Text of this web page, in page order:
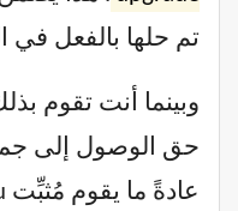
تم حلها بالفعل في
وبينما أنت تقوم
حق الوصول إلى